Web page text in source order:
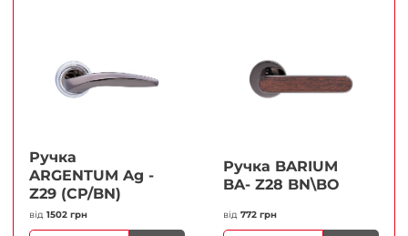
Ручка
ARGENTUM Ag -
Z29 (CP/BN)
від 1502 грн
Ручка BARIUM
BA- Z28 BN\BO
від 772 грн